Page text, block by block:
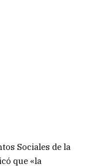
Sociales de la
que «la